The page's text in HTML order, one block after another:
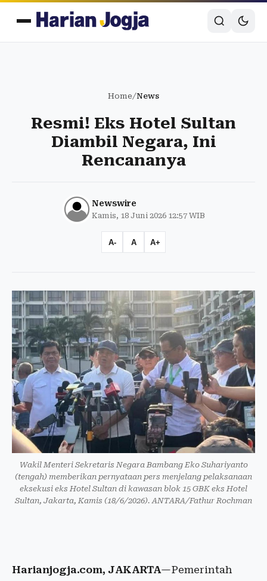
Home/News
Resmi! Eks Hotel Sultan
Diambil Negara, Ini
Rencananya
Newswire
Kamis, 18 Juni 2026 12:57 WIB
A- A A+
Wakil Menteri Sekretaris Negara Bambang Eko Suhariyanto
(tengah) memberikan pernyataan pers menjelang pelaksanaan
eksekusi eks Hotel Sultan di kawasan blok 15 GBK eks Hotel
Sultan, Jakarta, Kamis (18/6/2026). ANTARA/Fathur Rochman
Harianjogja.com, JAKARTA—Pemerintah